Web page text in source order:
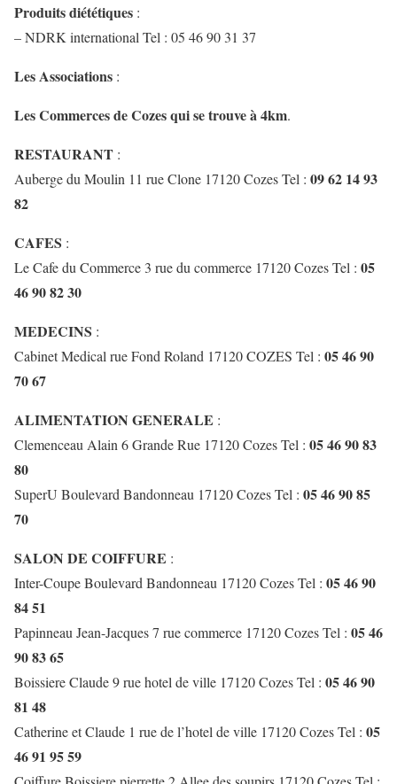
Produits diététiques :
– NDRK international Tel : 05 46 90 31 37
Les Associations :
Les Commerces de Cozes qui se trouve à 4km.
RESTAURANT :
Auberge du Moulin 11 rue Clone 17120 Cozes Tel : 09 62 14 93
82
CAFES :
Le Cafe du Commerce 3 rue du commerce 17120 Cozes Tel : 05
46 90 82 30
MEDECINS :
Cabinet Medical rue Fond Roland 17120 COZES Tel : 05 46 90
70 67
ALIMENTATION GENERALE :
Clemenceau Alain 6 Grande Rue 17120 Cozes Tel : 05 46 90 83
80
SuperU Boulevard Bandonneau 17120 Cozes Tel : 05 46 90 85
70
SALON DE COIFFURE :
Inter-Coupe Boulevard Bandonneau 17120 Cozes Tel : 05 46 90
84 51
Papinneau Jean-Jacques 7 rue commerce 17120 Cozes Tel : 05 46
90 83 65
Boissiere Claude 9 rue hotel de ville 17120 Cozes Tel : 05 46 90
81 48
Catherine et Claude 1 rue de l’hotel de ville 17120 Cozes Tel : 05
46 91 95 59